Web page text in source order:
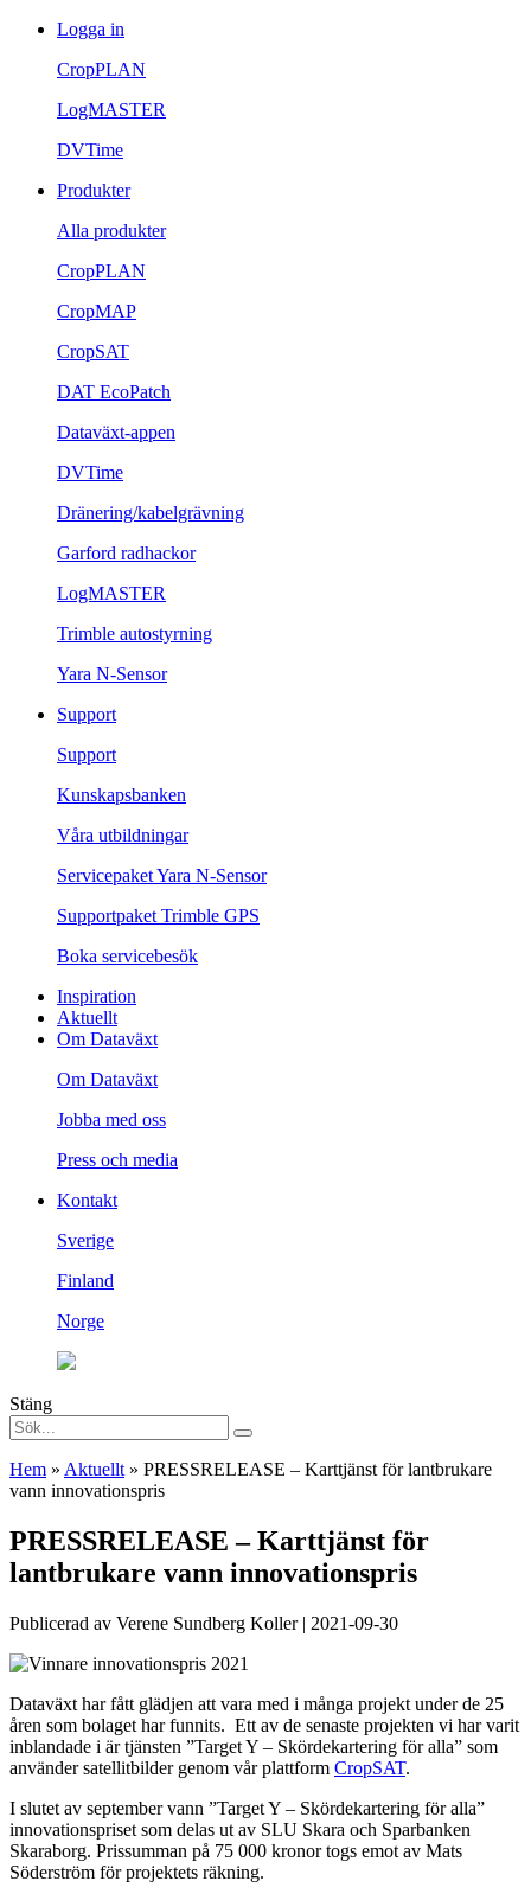
Logga in
CropPLAN
LogMASTER
DVTime
Produkter
Alla produkter
CropPLAN
CropMAP
CropSAT
DAT EcoPatch
Dataväxt-appen
DVTime
Dränering/kabelgrävning
Garford radhackor
LogMASTER
Trimble autostyrning
Yara N-Sensor
Support
Support
Kunskapsbanken
Våra utbildningar
Servicepaket Yara N-Sensor
Supportpaket Trimble GPS
Boka servicebesök
Inspiration
Aktuellt
Om Dataväxt
Om Dataväxt
Jobba med oss
Press och media
Kontakt
Sverige
Finland
Norge
Stäng
Hem » Aktuellt » PRESSRELEASE – Karttjänst för lantbrukare
vann innovationspris
PRESSRELEASE – Karttjänst för
lantbrukare vann innovationspris
Publicerad av Verene Sundberg Koller | 2021-09-30
Dataväxt har fått glädjen att vara med i många projekt under de 25
åren som bolaget har funnits. Ett av de senaste projekten vi har varit
inblandade i är tjänsten ”Target Y – Skördekartering för alla” som
använder satellitbilder genom vår plattform CropSAT.
I slutet av september vann ”Target Y – Skördekartering för alla”
innovationspriset som delas ut av SLU Skara och Sparbanken
Skaraborg. Prissumman på 75 000 kronor togs emot av Mats
Söderström för projektets räkning.